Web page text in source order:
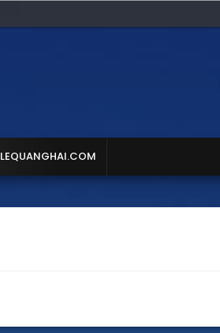
LEQUANGHAI.COM